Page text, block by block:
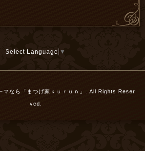
Select Language ▼
マなら「まつげ家ｋｕｒｕｎ」 . All Rights Reser
ved.